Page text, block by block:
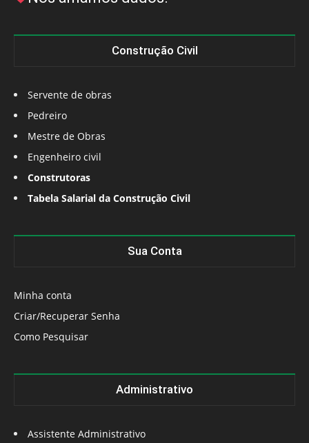
Construção Civil
Servente de obras
Pedreiro
Mestre de Obras
Engenheiro civil
Construtoras
Tabela Salarial da Construção Civil
Sua Conta
Minha conta
Criar/Recuperar Senha
Como Pesquisar
Administrativo
Assistente Administrativo